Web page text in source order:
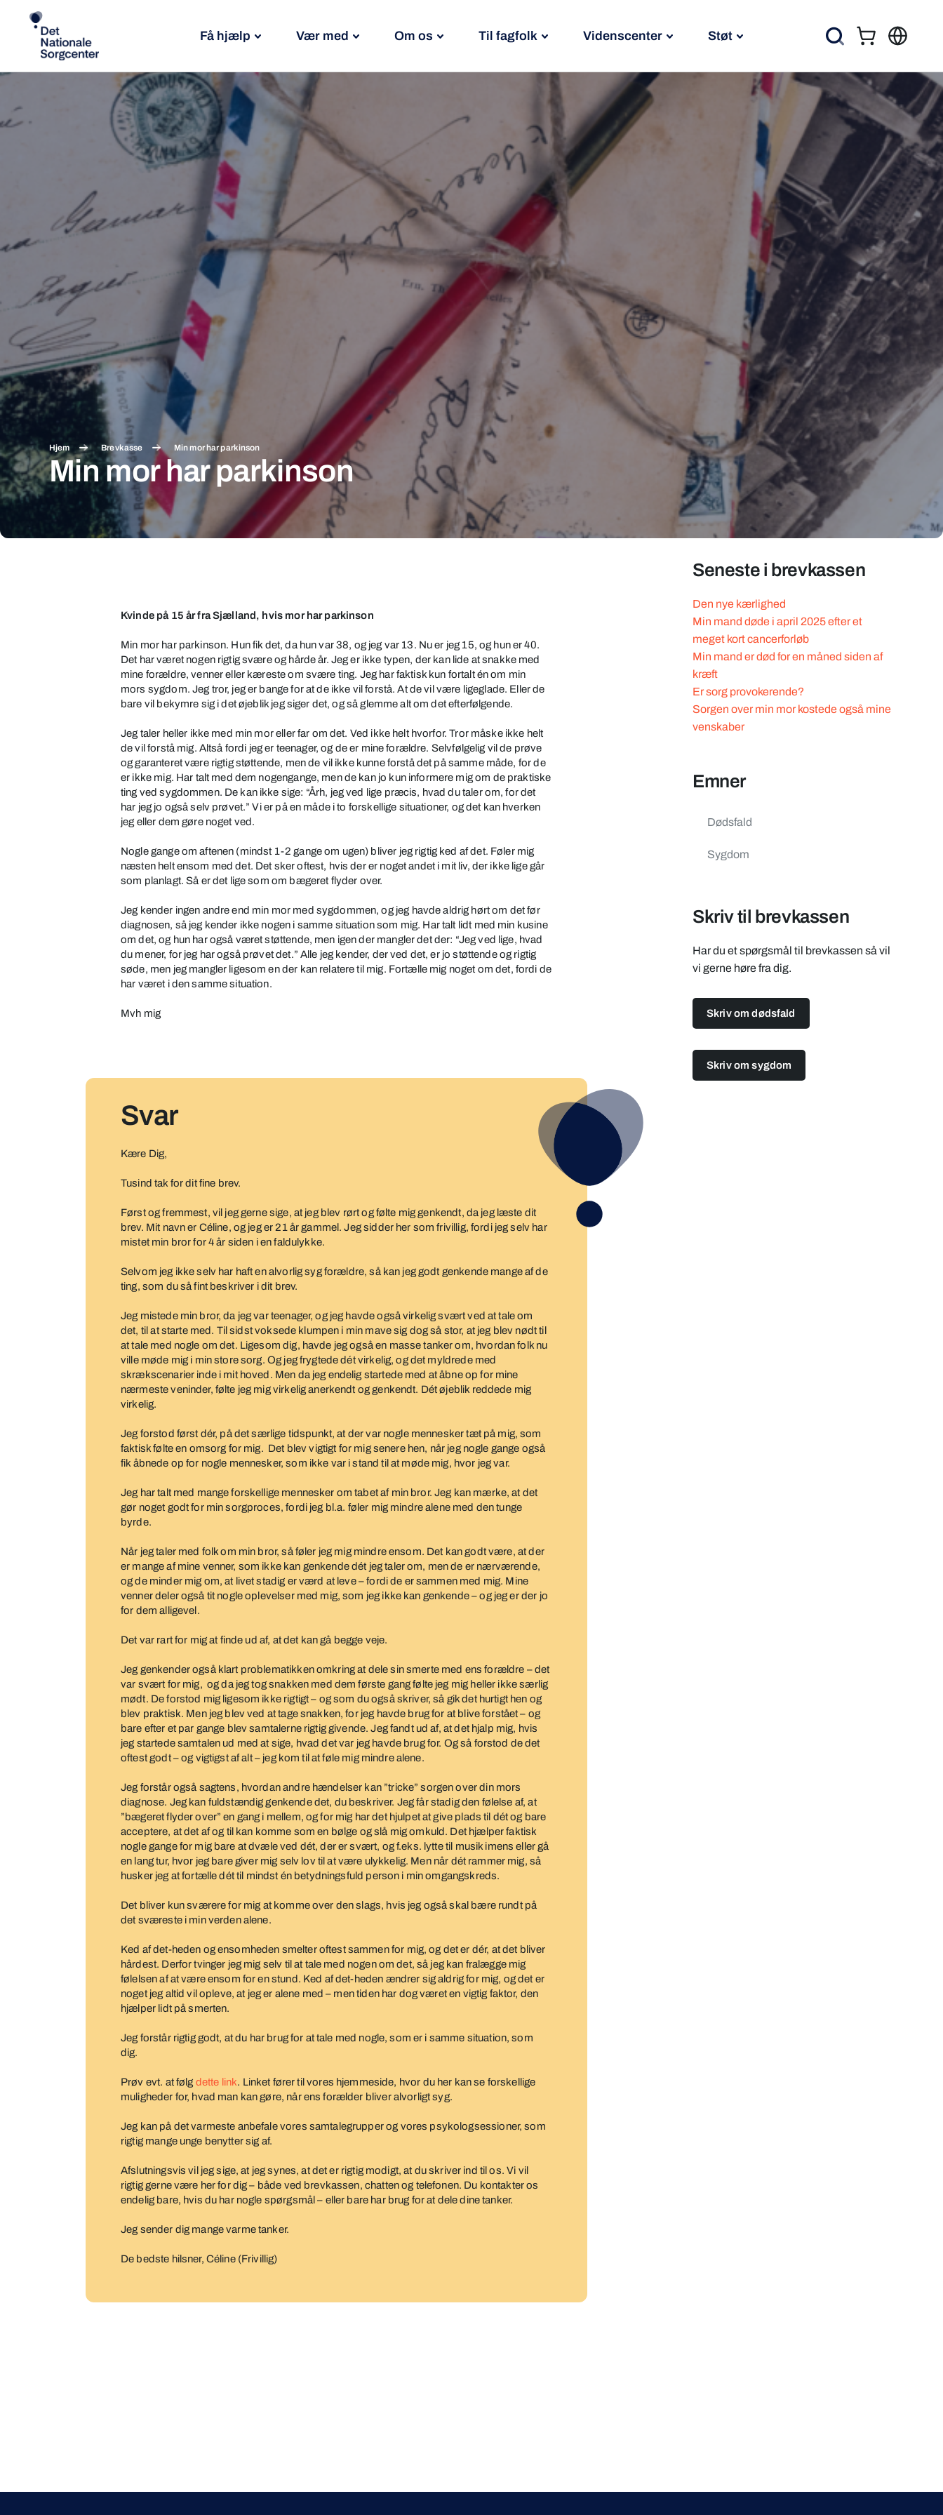
Få hjælp Vær med Om os Til fagfolk Videnscenter Støt
Kurv
efter:
Søg
Hjem Brevkasse Min mor har parkinson
Min mor har parkinson
Kvinde på 15 år fra Sjælland, hvis mor har parkinson
Min mor har parkinson. Hun fik det, da hun var 38, og jeg var 13. Nu er jeg 15, og hun er 40.
Det har været nogen rigtig svære og hårde år. Jeg er ikke typen, der kan lide at snakke med
mine forældre, venner eller kæreste om svære ting. Jeg har faktisk kun fortalt én om min
mors sygdom. Jeg tror, jeg er bange for at de ikke vil forstå. At de vil være ligeglade. Eller de
bare vil bekymre sig i det øjeblik jeg siger det, og så glemme alt om det efterfølgende.
Jeg taler heller ikke med min mor eller far om det. Ved ikke helt hvorfor. Tror måske ikke helt
de vil forstå mig. Altså fordi jeg er teenager, og de er mine forældre. Selvfølgelig vil de prøve
og garanteret være rigtig støttende, men de vil ikke kunne forstå det på samme måde, for de
er ikke mig. Har talt med dem nogengange, men de kan jo kun informere mig om de praktiske
ting ved sygdommen. De kan ikke sige: “Årh, jeg ved lige præcis, hvad du taler om, for det
har jeg jo også selv prøvet.” Vi er på en måde i to forskellige situationer, og det kan hverken
jeg eller dem gøre noget ved.
Nogle gange om aftenen (mindst 1-2 gange om ugen) bliver jeg rigtig ked af det. Føler mig
næsten helt ensom med det. Det sker oftest, hvis der er noget andet i mit liv, der ikke lige går
som planlagt. Så er det lige som om bægeret flyder over.
Jeg kender ingen andre end min mor med sygdommen, og jeg havde aldrig hørt om det før
diagnosen, så jeg kender ikke nogen i samme situation som mig. Har talt lidt med min kusine
om det, og hun har også været støttende, men igen der mangler det der: “Jeg ved lige, hvad
du mener, for jeg har også prøvet det.” Alle jeg kender, der ved det, er jo støttende og rigtig
søde, men jeg mangler ligesom en der kan relatere til mig. Fortælle mig noget om det, fordi de
har været i den samme situation.
Mvh mig
Svar
Kære Dig,
Tusind tak for dit fine brev.
Først og fremmest, vil jeg gerne sige, at jeg blev rørt og følte mig genkendt, da jeg læste dit
brev. Mit navn er Céline, og jeg er 21 år gammel. Jeg sidder her som frivillig, fordi jeg selv har
mistet min bror for 4 år siden i en faldulykke.
Selvom jeg ikke selv har haft en alvorlig syg forældre, så kan jeg godt genkende mange af de
ting, som du så fint beskriver i dit brev.
Jeg mistede min bror, da jeg var teenager, og jeg havde også virkelig svært ved at tale om
det, til at starte med. Til sidst voksede klumpen i min mave sig dog så stor, at jeg blev nødt til
at tale med nogle om det. Ligesom dig, havde jeg også en masse tanker om, hvordan folk nu
ville møde mig i min store sorg. Og jeg frygtede dét virkelig, og det myldrede med
skrækscenarier inde i mit hoved. Men da jeg endelig startede med at åbne op for mine
nærmeste veninder, følte jeg mig virkelig anerkendt og genkendt. Dét øjeblik reddede mig
virkelig.
Jeg forstod først dér, på det særlige tidspunkt, at der var nogle mennesker tæt på mig, som
faktisk følte en omsorg for mig. Det blev vigtigt for mig senere hen, når jeg nogle gange også
fik åbnede op for nogle mennesker, som ikke var i stand til at møde mig, hvor jeg var.
Jeg har talt med mange forskellige mennesker om tabet af min bror. Jeg kan mærke, at det
gør noget godt for min sorgproces, fordi jeg bl.a. føler mig mindre alene med den tunge
byrde.
Når jeg taler med folk om min bror, så føler jeg mig mindre ensom. Det kan godt være, at der
er mange af mine venner, som ikke kan genkende dét jeg taler om, men de er nærværende,
og de minder mig om, at livet stadig er værd at leve – fordi de er sammen med mig. Mine
venner deler også tit nogle oplevelser med mig, som jeg ikke kan genkende – og jeg er der jo
for dem alligevel.
Det var rart for mig at finde ud af, at det kan gå begge veje.
Jeg genkender også klart problematikken omkring at dele sin smerte med ens forældre – det
var svært for mig, og da jeg tog snakken med dem første gang følte jeg mig heller ikke særlig
mødt. De forstod mig ligesom ikke rigtigt – og som du også skriver, så gik det hurtigt hen og
blev praktisk. Men jeg blev ved at tage snakken, for jeg havde brug for at blive forstået – og
bare efter et par gange blev samtalerne rigtig givende. Jeg fandt ud af, at det hjalp mig, hvis
jeg startede samtalen ud med at sige, hvad det var jeg havde brug for. Og så forstod de det
oftest godt – og vigtigst af alt – jeg kom til at føle mig mindre alene.
Jeg forstår også sagtens, hvordan andre hændelser kan ”tricke” sorgen over din mors
diagnose. Jeg kan fuldstændig genkende det, du beskriver. Jeg får stadig den følelse af, at
”bægeret flyder over” en gang i mellem, og for mig har det hjulpet at give plads til dét og bare
acceptere, at det af og til kan komme som en bølge og slå mig omkuld. Det hjælper faktisk
nogle gange for mig bare at dvæle ved dét, der er svært, og f.eks. lytte til musik imens eller gå
en lang tur, hvor jeg bare giver mig selv lov til at være ulykkelig. Men når dét rammer mig, så
husker jeg at fortælle dét til mindst én betydningsfuld person i min omgangskreds.
Det bliver kun sværere for mig at komme over den slags, hvis jeg også skal bære rundt på
det sværeste i min verden alene.
Ked af det-heden og ensomheden smelter oftest sammen for mig, og det er dér, at det bliver
hårdest. Derfor tvinger jeg mig selv til at tale med nogen om det, så jeg kan fralægge mig
følelsen af at være ensom for en stund. Ked af det-heden ændrer sig aldrig for mig, og det er
noget jeg altid vil opleve, at jeg er alene med – men tiden har dog været en vigtig faktor, den
hjælper lidt på smerten.
Jeg forstår rigtig godt, at du har brug for at tale med nogle, som er i samme situation, som
dig.
Prøv evt. at følg dette link. Linket fører til vores hjemmeside, hvor du her kan se forskellige
muligheder for, hvad man kan gøre, når ens forælder bliver alvorligt syg.
Jeg kan på det varmeste anbefale vores samtalegrupper og vores psykologsessioner, som
rigtig mange unge benytter sig af.
Afslutningsvis vil jeg sige, at jeg synes, at det er rigtig modigt, at du skriver ind til os. Vi vil
rigtig gerne være her for dig – både ved brevkassen, chatten og telefonen. Du kontakter os
endelig bare, hvis du har nogle spørgsmål – eller bare har brug for at dele dine tanker.
Jeg sender dig mange varme tanker.
De bedste hilsner, Céline (Frivillig)
Seneste i brevkassen
Den nye kærlighed
Min mand døde i april 2025 efter et
meget kort cancerforløb
Min mand er død for en måned siden af
kræft
Er sorg provokerende?
Sorgen over min mor kostede også mine
venskaber
Emner
Dødsfald
Sygdom
Skriv til brevkassen
Har du et spørgsmål til brevkassen så vil
vi gerne høre fra dig.
Skriv om dødsfald
Skriv om sygdom